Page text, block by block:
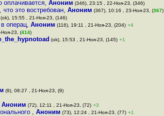
оплачивается, Аноним (346), 23:15 , 22-Ноя-23, (346)
это востребован, Аноним (367), 10:16 , 23-Ноя-23, (367)
(ok), 15:55 , 21-Ноя-23, (146)
операц, Аноним (116), 19:11 , 21-Ноя-23, (204) +4
23, (414)
(ok), 15:53 , 21-Ноя-23, (145) +1
(9), 08:27 , 21-Ноя-23, (9)
Аноним (72), 12:11 , 21-Ноя-23, (72) +3
, Аноним (73), 12:24 , 21-Ноя-23, (77) +1